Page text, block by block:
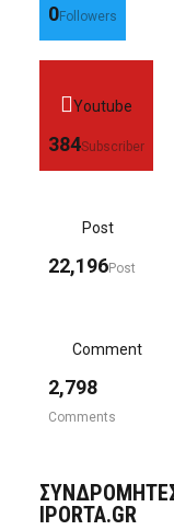
0Followers
Youtube
384Subscriber
Post
22,196Post
Comment
2,798
Comments
IPORTA.GR